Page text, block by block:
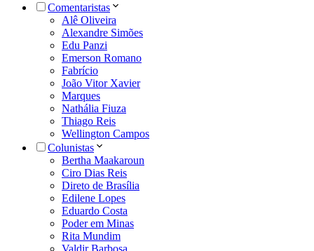
Comentaristas
Alê Oliveira
Alexandre Simões
Edu Panzi
Emerson Romano
Fabrício
João Vitor Xavier
Marques
Nathália Fiuza
Thiago Reis
Wellington Campos
Colunistas
Bertha Maakaroun
Ciro Dias Reis
Direto de Brasília
Edilene Lopes
Eduardo Costa
Poder em Minas
Rita Mundim
Valdir Barbosa